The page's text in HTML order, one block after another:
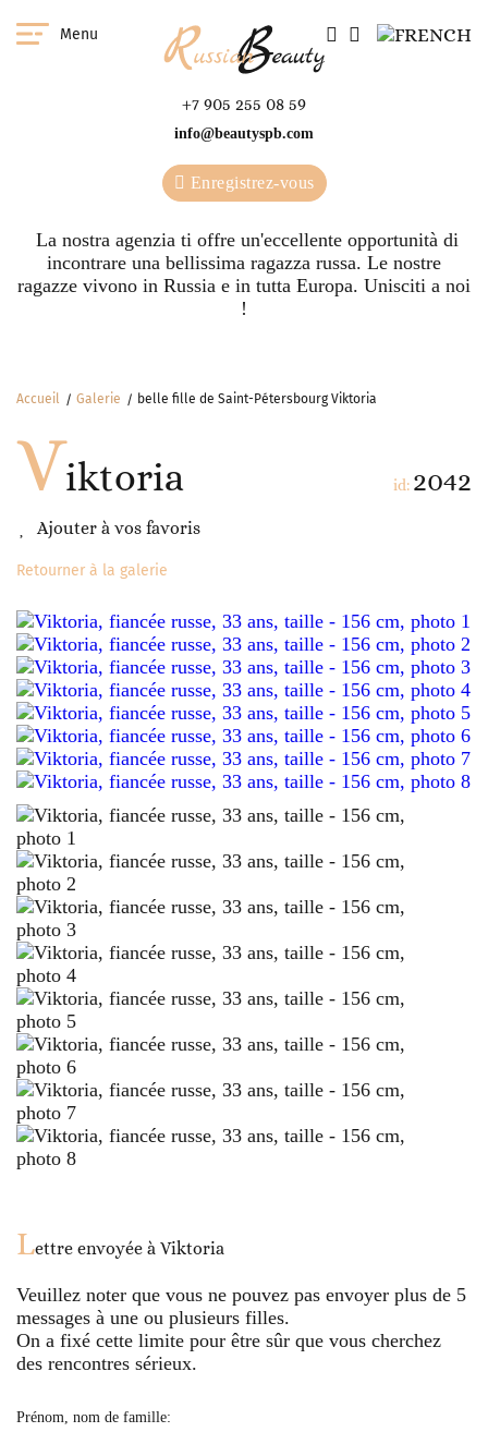
Menu
+7 905 255 08 59
info@beautyspb.com
Enregistrez-vous
La nostra agenzia ti offre un'eccellente opportunità di
incontrare una bellissima ragazza russa. Le nostre
ragazze vivono in Russia e in tutta Europa. Unisciti a noi
!
Accueil Galerie belle fille de Saint-Pétersbourg Viktoria
Viktoria
Ajouter à vos favoris
id: 2042
Retourner à la galerie
Lettre envoyée à Viktoria
Veuillez noter que vous ne pouvez pas envoyer plus de 5
messages à une ou plusieurs filles.
On a fixé cette limite pour être sûr que vous cherchez
des rencontres sérieux.